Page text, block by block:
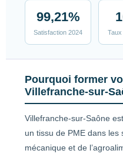
99,21%
Satisfaction 2024
Pourquoi former
Villefranche-sur-
Villefranche-sur-Saône
un tissu de PME dans les
mécanique et de